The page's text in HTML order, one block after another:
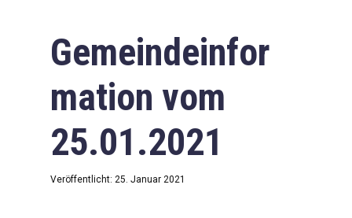
Gemeindeinfor
mation vom
25.01.2021
Veröffentlicht: 25. Januar 2021